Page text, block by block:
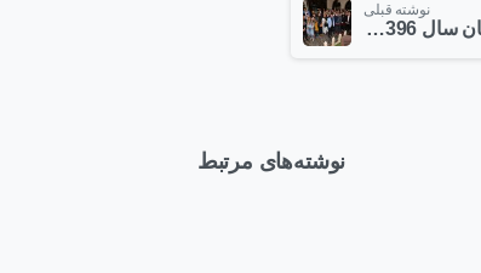
نوشته قبلی
جشن پایان سال 1396 آداک فن آوری مانیا
نوشته‌های مرتبط